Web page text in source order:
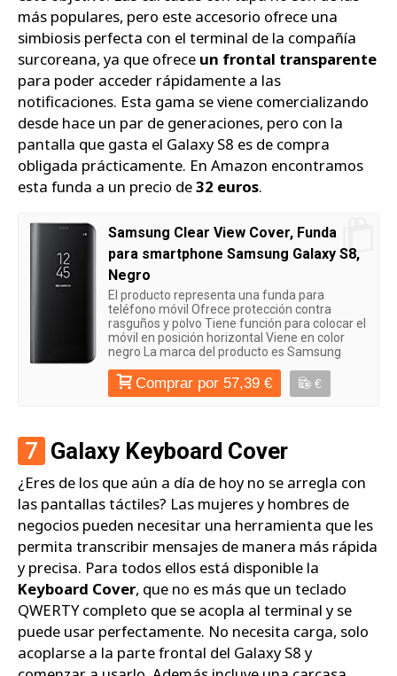
más populares, pero este accesorio ofrece una
simbiosis perfecta con el terminal de la compañía
surcoreana, ya que ofrece un frontal transparente
para poder acceder rápidamente a las
notificaciones. Esta gama se viene comercializando
desde hace un par de generaciones, pero con la
pantalla que gasta el Galaxy S8 es de compra
obligada prácticamente. En Amazon encontramos
esta funda a un precio de32 euros.
Samsung Clear View Cover, Funda
para smartphone Samsung Galaxy S8,
Negro
El producto representa una funda para
teléfono móvil Ofrece protección contra
rasguños y polvo Tiene función para colocar el
móvil en posición horizontal Viene en color
negro La marca del producto es Samsung
Comprar por 57,39 € €
7 Galaxy Keyboard Cover
¿Eres de los que aún a día de hoy no se arregla con
las pantallas táctiles? Las mujeres y hombres de
negocios pueden necesitar una herramienta que les
permita transcribir mensajes de manera más rápida
y precisa. Para todos ellos está disponible la
Keyboard Cover, que no es más que un teclado
QWERTY completo que se acopla al terminal y se
puede usar perfectamente. No necesita carga, solo
acoplarse a la parte frontal del Galaxy S8 y